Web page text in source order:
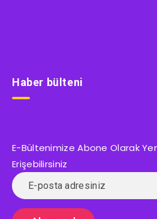
Haber bülteni
E-Bültenimize Abone Olarak
Erişebilirsiniz